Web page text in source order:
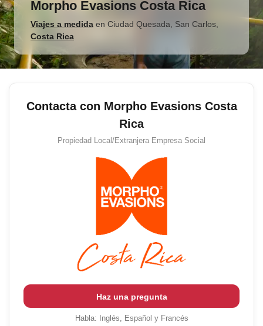
Morpho Evasions Costa Rica
Viajes a medida en Ciudad Quesada, San Carlos
Costa Rica
Contacta con Morpho Evasions Costa
Rica
Propiedad Local/Extranjera Empresa Social
Haz una pregunta
Habla: Inglés, Español y Francés